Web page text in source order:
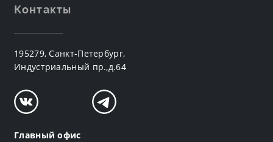
Контакты
195279, Санкт-Петербург,
Индустриальный пр.,д.64
Главный офис